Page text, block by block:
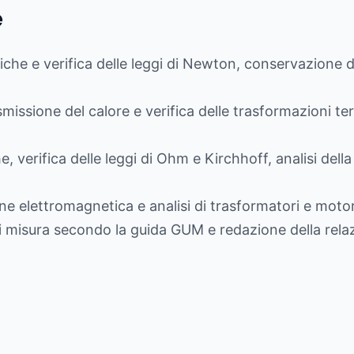
e verifica delle leggi di Newton, conservazione
del calore e verifica delle trasformazioni
verifica delle leggi di Ohm e Kirchhoff, analisi
elettromagnetica e analisi di trasformatori e
secondo la guida GUM e redazione della